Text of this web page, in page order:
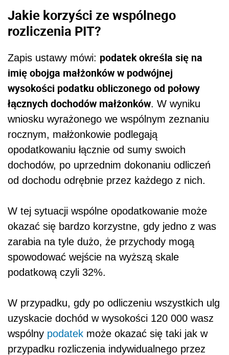
Jakie korzyści ze wspólnego
rozliczenia PIT?
Zapis ustawy mówi: podatek określa się na
imię obojga małżonków w podwójnej
wysokości podatku obliczonego od połowy
łącznych dochodów małżonków. W wyniku
wniosku wyrażonego we wspólnym zeznaniu
rocznym, małżonkowie podlegają
opodatkowaniu łącznie od sumy swoich
dochodów, po uprzednim dokonaniu odliczeń
od dochodu odrębnie przez każdego z nich.
W tej sytuacji wspólne opodatkowanie może
okazać się bardzo korzystne, gdy jedno z was
zarabia na tyle dużo, że przychody mogą
spowodować wejście na wyższą skale
podatkową czyli 32%.
W przypadku, gdy po odliczeniu wszystkich ulg
uzyskacie dochód w wysokości 120 000 wasz
wspólny podatek może okazać się taki jak w
przypadku rozliczenia indywidualnego przez